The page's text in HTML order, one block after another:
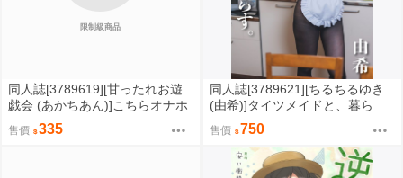
限制級商品
同人誌[3789619][甘ったれお遊
戯会 (あかちあん)]こちらオナホ
型AMASリオちゃんです (蔚藍檔
案)
售價 335
同人誌[3789621][ちるちるゆき
(由希)]タイツメイドと、暮ら
す。 (Cosplay)
售價 750